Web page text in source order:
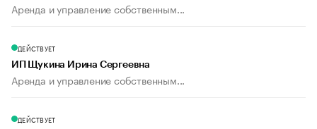
Аренда и управление собственным...
ДЕЙСТВУЕТ
ИП Щукина Ирина Сергеевна
Аренда и управление собственным...
ДЕЙСТВУЕТ